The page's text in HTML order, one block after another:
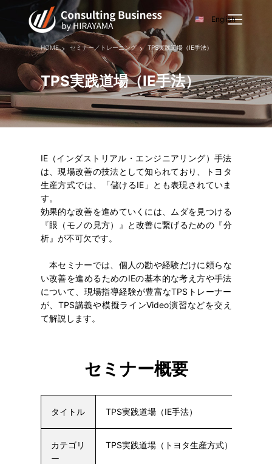
English
TPS実践道場（IE手法）
HOME セミナー／トレーニング TPS実践道場（IE手法）
IE（インダストリアル・エンジニアリング）手法
は、現場改善の技法として知られており、トヨタ
生産方式では、「儲けるIE」とも表現されていま
す。
効果的な改善を進めていくには、ムダを見つける
『眼（モノの見方）』と改善に繋げるための『分
析』が不可欠です。
本セミナーでは、個人の勘や経験だけに頼らな
い改善を進めるためのIEの基本的な考え方や手法
について、現場指導経験が豊富なTPSトレーナー
が、TPS講義や模擬ラインVideo演習などを交え
て解説します。
セミナー概要
タイトル TPS実践道場（IE手法）
カテゴリ
ー
TPS実践道場（トヨタ生産方式）